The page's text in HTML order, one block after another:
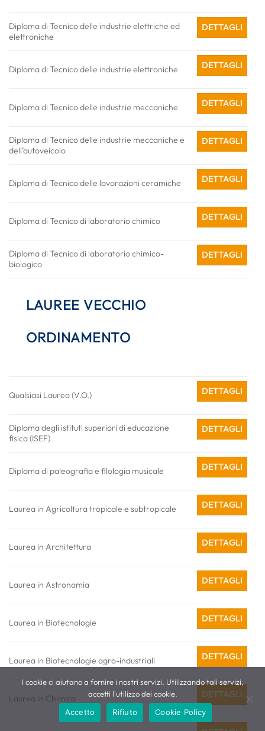
Diploma di Tecnico delle industrie elettriche ed
elettroniche
DETTAGLI
Diploma di Tecnico delle industrie elettroniche DETTAGLI
Diploma di Tecnico delle industrie meccaniche DETTAGLI
Diploma di Tecnico delle industrie meccaniche e
dell’autoveicolo
DETTAGLI
Diploma di Tecnico delle lavorazioni ceramiche DETTAGLI
Diploma di Tecnico di laboratorio chimico DETTAGLI
Diploma di Tecnico di laboratorio chimico-
biologico
DETTAGLI
LAUREE VECCHIO
ORDINAMENTO
Qualsiasi Laurea (V.O.) DETTAGLI
Diploma degli istituti superiori di educazione
fisica (ISEF)
DETTAGLI
Diploma di paleografia e filologia musicale DETTAGLI
Laurea in Agricoltura tropicale e subtropicale DETTAGLI
Laurea in Architettura DETTAGLI
Laurea in Astronomia DETTAGLI
Laurea in Biotecnologie DETTAGLI
Laurea in Biotecnologie agro-industriali DETTAGLI
Laurea in Chimica DETTAGLI
I cookie ci aiutano a fornire i nostri servizi. Utilizzando tali servizi,
accetti l'utilizzo dei cookie.
Accetto
Rifiuto Cookie Policy